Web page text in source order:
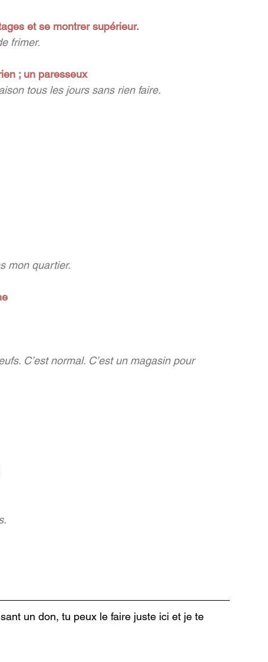
et se montrer supérieur.
frimer.
; un paresseux
tous les jours sans rien faire.
mon quartier.
C’est normal. C’est un magasin pour
un don, tu peux le faire juste ici et je te